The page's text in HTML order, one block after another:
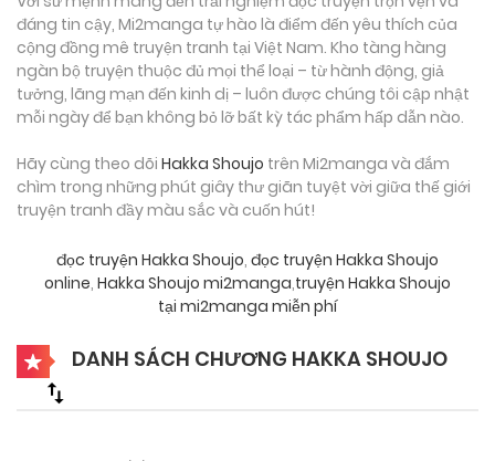
đáng tin cậy, Mi2manga tự hào là điểm đến yêu thích của
cộng đồng mê truyện tranh tại Việt Nam. Kho tàng hàng
ngàn bộ truyện thuộc đủ mọi thể loại – từ hành động, giả
tưởng, lãng mạn đến kinh dị – luôn được chúng tôi cập nhật
mỗi ngày để bạn không bỏ lỡ bất kỳ tác phẩm hấp dẫn nào.
Hãy cùng theo dõi Hakka Shoujo trên Mi2manga và đắm
chìm trong những phút giây thư giãn tuyệt vời giữa thế giới
truyện tranh đầy màu sắc và cuốn hút!
đọc truyện Hakka Shoujo, đọc truyện Hakka Shoujo
online, Hakka Shoujo mi2manga,truyện Hakka Shoujo
tại mi2manga miễn phí
DANH SÁCH CHƯƠNG HAKKA SHOUJO